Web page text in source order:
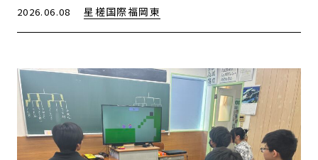
2026.06.08 星槎国際福岡東